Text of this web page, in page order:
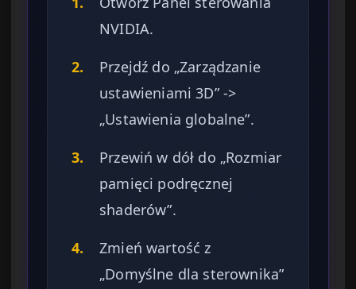
NVIDIA.
2.
Przejdź do „Zarządzanie
ustawieniami 3D” ->
„Ustawienia globalne”.
3.
Przewiń w dół do „Rozmiar
pamięci podręcznej
shaderów”.
4.
Zmień wartość z
„Domyślne dla sterownika”